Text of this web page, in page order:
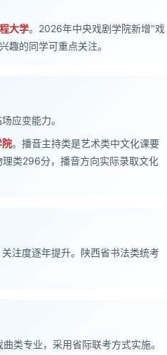
大学。2026年中央戏剧学院新增"戏
的同学可重点关注。
应变能力。
院。播音主持类是艺术类中文化课要
类296分，播音方向实际录取文化
注度逐年提升。陕西省书法类统考
类专业，采用省际联考方式实施。